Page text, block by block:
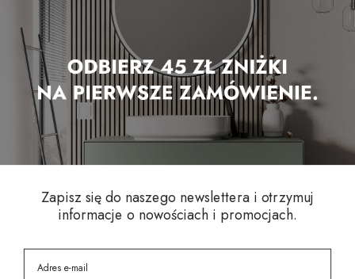
Inni klienci oglądali
Recenzje klientów
Bądź pierwszym, który napisze recenzję
Zapisz się do naszego newslettera i otrzymuj
informacje o nowościach i promocjach.